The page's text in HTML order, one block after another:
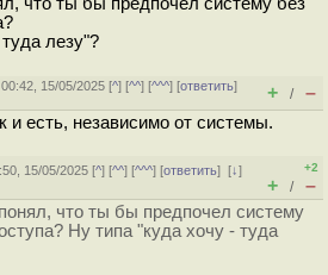
лезу"?
15/05/2025 [^] [^^] [^^^] [ответить]
+ / –
и есть, независимо от системы.
15/05/2025 [^] [^^] [^^^] [ответить][↓]
+2
+ / –
что ты бы предпочел систему
Ну типа "куда хочу - туда